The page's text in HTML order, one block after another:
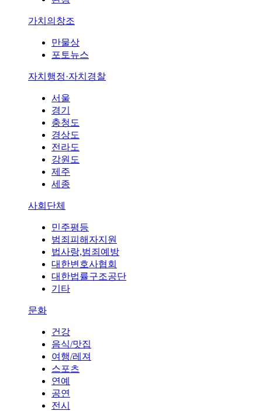
가치의창조
만물상
포토뉴스
자치행정·자치경찰
서울
경기
충청도
경상도
전라도
강원도
제주
세종
사회단체
민주평등
범죄피해자지원
법사랑,범죄예방
대한변호사협회
대한법률구조공단
기타
문화
건강
음식/맛집
여행/레져
스포츠
연예
공연
전시